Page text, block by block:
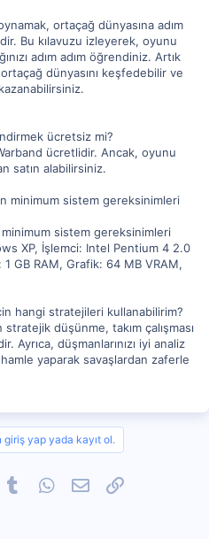
ortaçağ dünyasına adım
Bu kılavuzu izleyerek, oyunu
adım adım öğrendiniz. Artık
dünyasını keşfedebilir ve
ücretsiz mi?
ücretlidir. Ancak, oyunu
satın alabilirsiniz.
minimum sistem gereksinimleri
sistem gereksinimleri
XP, İşlemci: Intel Pentium 4 2.0
GB RAM, Grafik: 64 MB VRAM,
hangi stratejileri kullanabilirim?
stratejik düşünme, takım çalışması
Ayrıca, düşmanlarınızı iyi analiz
yaparak savaşlardan zaferle
yap yada kayıt ol.
TumblrWhatsApp
E-postaLink